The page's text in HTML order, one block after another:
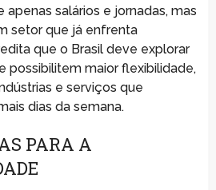
salários e jornadas, mas
setor que já enfrenta
que o Brasil deve explorar
possibilitem maior flexibilidade,
e serviços que
dias da semana.
PARA A